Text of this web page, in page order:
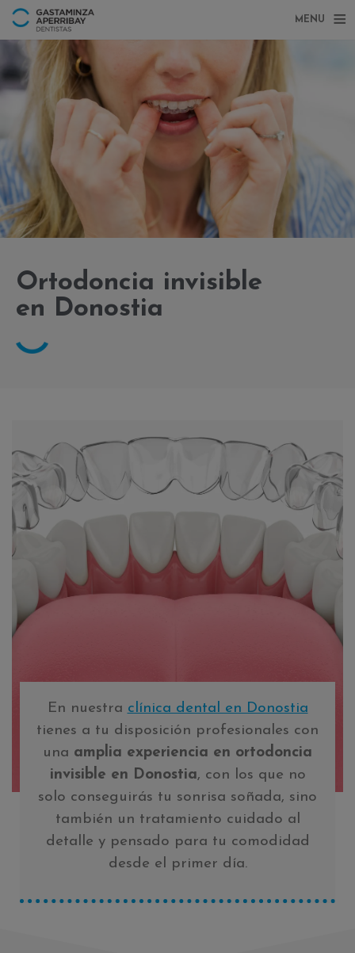
MENU
Ortodoncia invisible
en Donostia
En nuestra clínica dental en Donostia
tienes a tu disposición profesionales con
una amplia experiencia en ortodoncia
invisible en Donostia, con los que no
solo conseguirás tu sonrisa soñada, sino
también un tratamiento cuidado al
detalle y pensado para tu comodidad
desde el primer día.